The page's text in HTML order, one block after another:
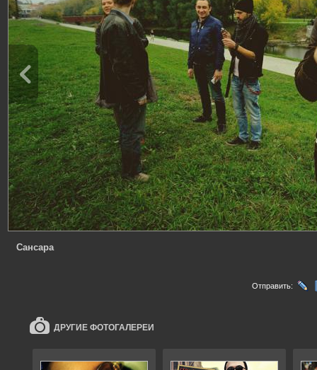
Сансара
Отправить:
ДРУГИЕ ФОТОГАЛЕРЕИ